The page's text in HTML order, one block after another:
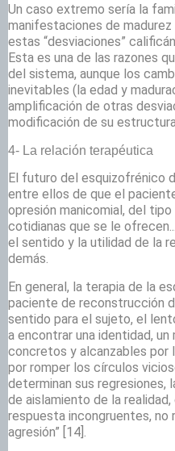
Un caso extremo sería la
manifestaciones de
estas “desviaciones”
Esta es una de las razones
del sistema, aunque los
inevitables (la edad y
amplificación de otras
modificación de su
4- La relación terapéutica
El futuro del esquizofrénico
entre ellos de que el
opresión manicomial, del
cotidianas que se le
el sentido y la utilidad de la
demás.
En general, la terapia de la
paciente de reconstrucción
sentido para el sujeto, el
a encontrar una identidad,
concretos y alcanzables por
por romper los círculos
determinan sus regresiones,
de aislamiento de la
respuesta incongruentes, no
agresión” [14].